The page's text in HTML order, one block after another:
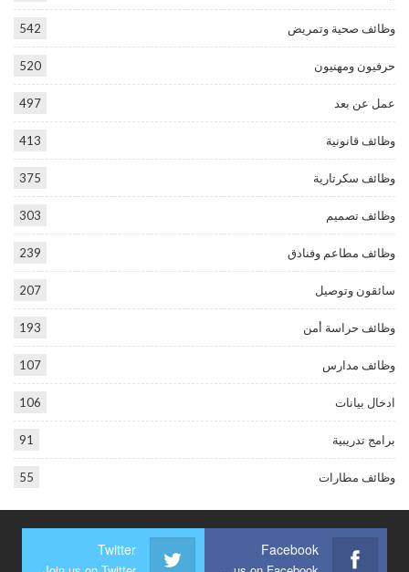
وظائف صحية وتمريض 542
حرفيون ومهنيون 520
عمل عن بعد 497
وظائف قانونية 413
وظائف سكرتارية 375
وظائف تصميم 303
وظائف مطاعم وفنادق 239
سائقون وتوصيل 207
وظائف حراسة أمن 193
وظائف مدارس 107
ادخال بيانات 106
برامج تدريبية 91
وظائف مطارات 55
Facebook
Twitter